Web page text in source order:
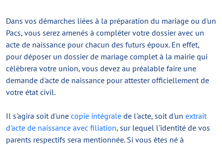
Dans vos démarches liées à la préparation du mariage ou d'un
Pacs, vous serez amenés à compléter votre dossier avec un
acte de naissance pour chacun des futurs époux. En effet,
pour déposer un dossier de mariage complet à la mairie qui
célèbrera votre union, vous devez au préalable faire une
demande d'acte de naissance pour attester officiellement de
votre état civil.
Il s'agira soit d'une copie intégrale de l'acte, soit d'un extrait
d'acte de naissance avec filiation, sur lequel l'identité de vos
parents respectifs sera mentionnée. Si vous êtes né à